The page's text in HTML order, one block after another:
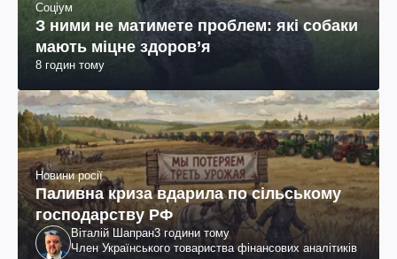
Соціум
З ними не матимете проблем: які собаки
мають міцне здоров’я
8 годин тому
Новини росії
Паливна криза вдарила по сільському
господарству РФ
Віталій Шапран3 години тому
Член Українського товариства фінансових аналітиків